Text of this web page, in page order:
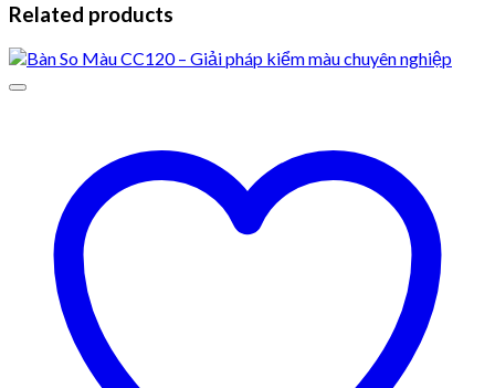
Related products